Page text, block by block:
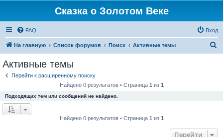
Сказка о Золотом Веке
FAQ Вход
На главную Список форумов Поиск Активные темы
Активные темы
Перейти к расширенному поиску
Найдено 0 результатов • Страница 1 из 1
Подходящих тем или сообщений не найдено.
Найдено 0 результатов • Страница 1 из 1
Перейти